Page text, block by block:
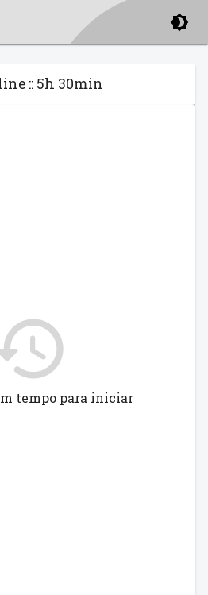
:: 5h 30min
tempo para iniciar